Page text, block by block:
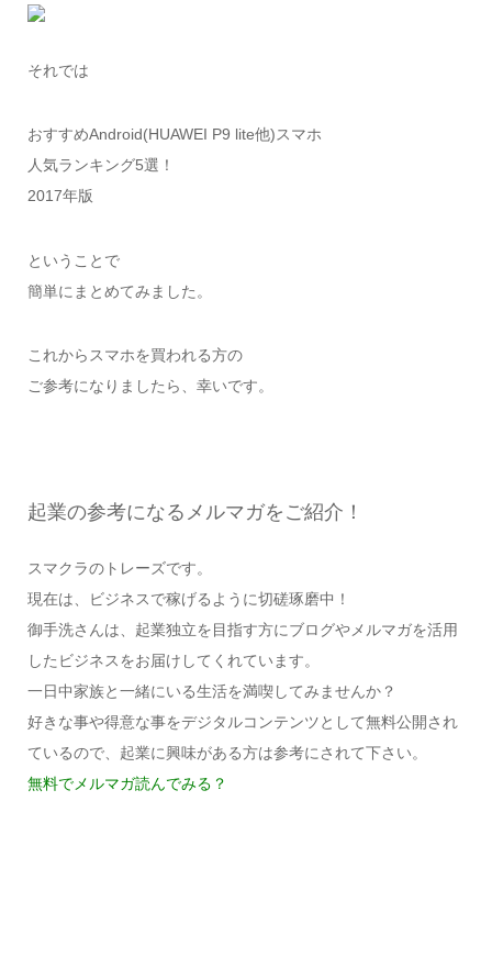
それでは
おすすめAndroid(HUAWEI P9 lite他)スマホ
人気ランキング5選！
2017年版
ということで
簡単にまとめてみました。
これからスマホを買われる方の
ご参考になりましたら、幸いです。
起業の参考になるメルマガをご紹介！
スマクラのトレーズです。
現在は、ビジネスで稼げるように切磋琢磨中！
御手洗さんは、起業独立を目指す方にブログやメルマガを活用
したビジネスをお届けしてくれています。
一日中家族と一緒にいる生活を満喫してみませんか？
好きな事や得意な事をデジタルコンテンツとして無料公開され
ているので、起業に興味がある方は参考にされて下さい。
無料でメルマガ読んでみる？